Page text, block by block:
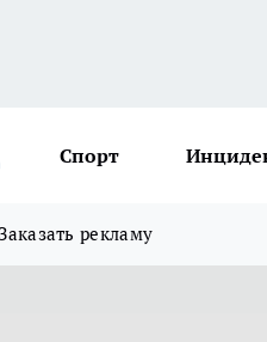
Спорт
рекламу